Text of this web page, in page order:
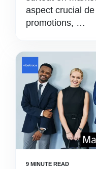
aspect crucial
promotions, …